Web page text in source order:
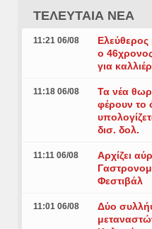
ΤΕΛΕΥΤΑΙΑ ΝΕΑ
11:21 06/08
Ελεύθερος
ο
για
11:18 06/08
Τα νέα
φέρουν το
δισ. δολ.
11:11 06/08
Αρχίζει
Φεστιβάλ
11:01 06/08
Δύο